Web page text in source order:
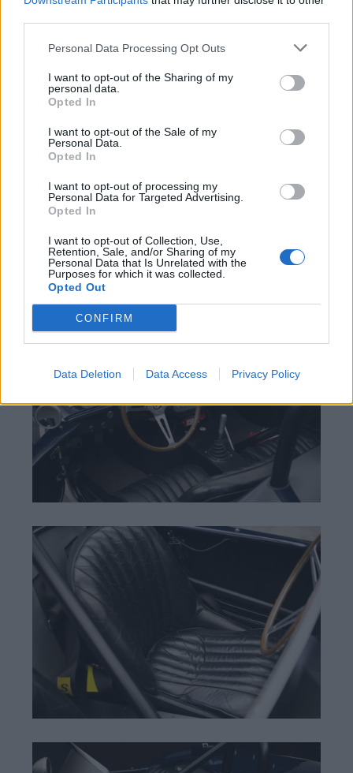
Personal Data Processing Opt Outs
I want to opt-out of the Sharing of my
personal data.
Opted In
I want to opt-out of the Sale of my
Personal Data.
Opted In
I want to opt-out of processing my
Personal Data for Targeted Advertising.
Opted In
I want to opt-out of Collection, Use,
Retention, Sale, and/or Sharing of my
Personal Data that Is Unrelated with the
Purposes for which it was collected.
Opted Out
CONFIRM
Data Deletion Data Access Privacy Policy